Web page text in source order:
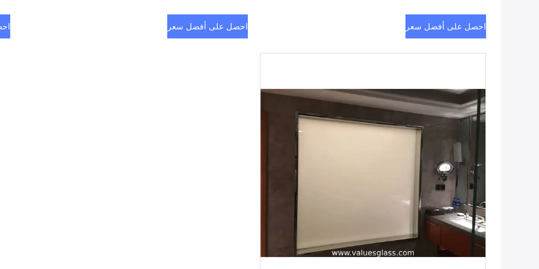
احصل على أفضل سعر احصل على أفضل سعر